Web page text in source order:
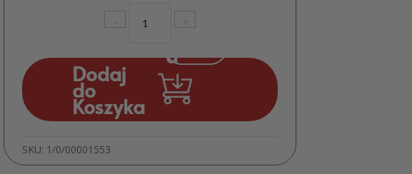
-
Statuetka
—
Podziękowanie
Świadka
Ślub
+
Dodaj
do
Koszyka
SKU: 1/0/00001553